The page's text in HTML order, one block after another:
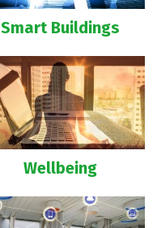
Smart Buildings
Wellbeing